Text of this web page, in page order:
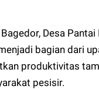
Desa
bagian dari
produktivitas
pesisir.